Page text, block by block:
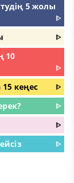
5 жолы
ᐈ
ᐈ
10
ᐈ
кеңес
ᐈ
ᐈ
ᐈ
ᐈ